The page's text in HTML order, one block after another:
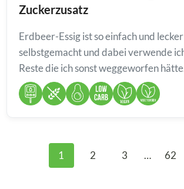
Zuckerzusatz
Erdbeer-Essig ist so einfach und lecker
selbstgemacht und dabei verwende
Reste die ich sonst weggeworfen
1 2 3 … 62